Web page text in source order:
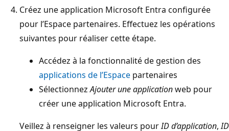
Créez une application Microsoft Entra configurée
pour l’Espace partenaires. Effectuez les opérations
suivantes pour réaliser cette étape.
Accédez à la fonctionnalité de gestion des
applications de l’Espace partenaires
SélectionnezAjouter une applicationweb pour
créer une application Microsoft Entra.
Veillez à renseigner les valeurs pourID d’application,ID